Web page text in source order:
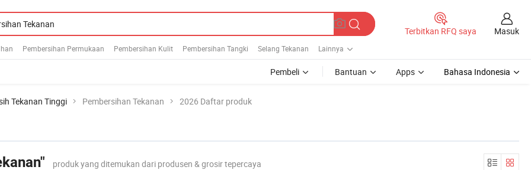
Pembersihan Permukaan Pembersihan Kulit Pembersihan Tangki Selang Tekanan Lainnya
Terbitkan RFQ saya Masuk
Pembeli Bantuan Apps Bahasa Indonesia
Tekanan Tinggi Pembersihan Tekanan 2026 Daftar produk
produk yang ditemukan dari produsen & grosir tepercaya